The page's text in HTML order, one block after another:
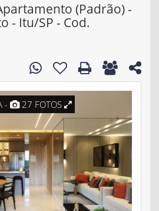
(Padrão) -
- Itu/SP - Cod.
- 27 FOTOS